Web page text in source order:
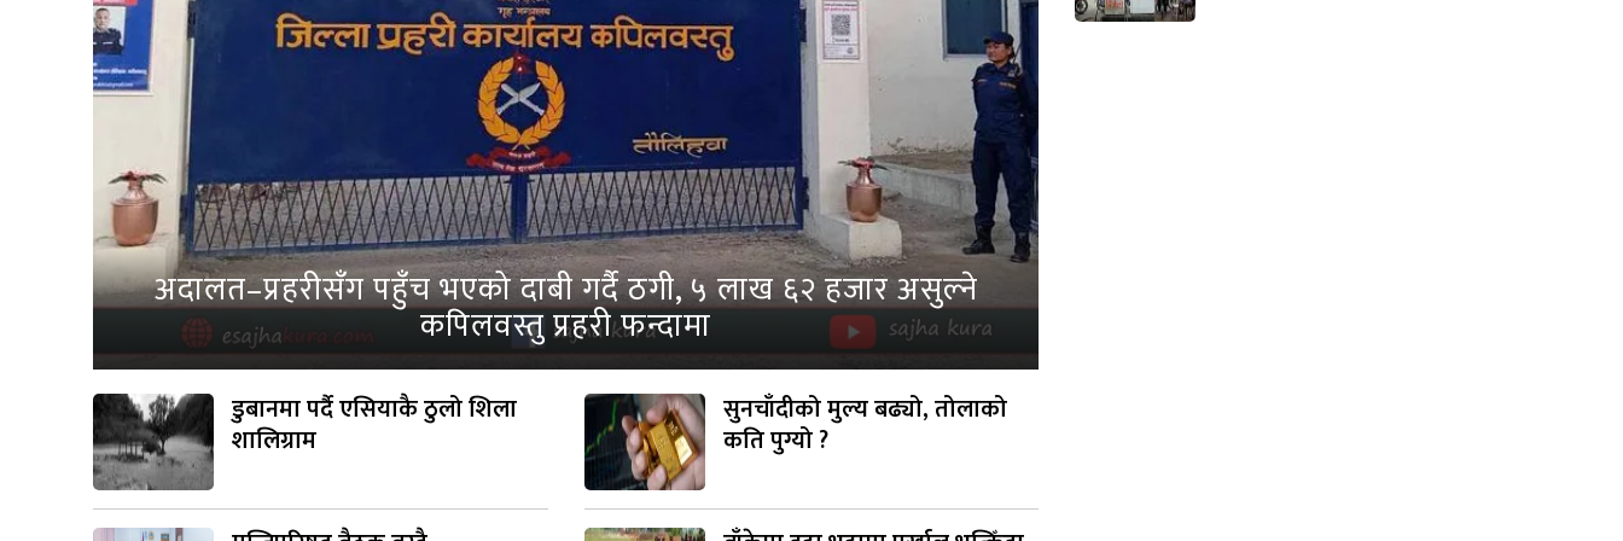
अदालत–प्रहरीसँग पहुँच भएको दाबी गर्दै ठगी, ५ लाख ६२ हजार असुल्ने
कपिलवस्तु प्रहरी फन्दामा
डुबानमा पर्दै एसियाकै ठुलो शिला
शालिग्राम
सुनचाँदीको मुल्य बढ्यो, तोलाको
कति पुग्यो ?